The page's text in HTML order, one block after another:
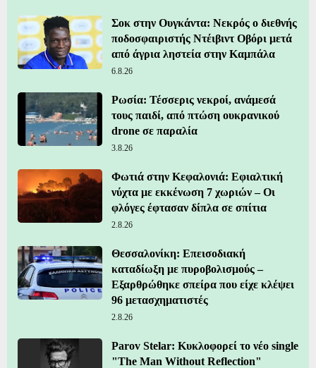
Σοκ στην Ουγκάντα: Νεκρός ο διεθνής
ποδοσφαιριστής Ντέιβιντ Οβόρι μετά
από άγρια ληστεία στην Καμπάλα
6.8.26
Ρωσία: Τέσσερις νεκροί, ανάμεσά
τους παιδί, από πτώση ουκρανικού
drone σε παραλία
3.8.26
Φωτιά στην Κεφαλονιά: Εφιαλτική
νύχτα με εκκένωση 7 χωριών – Οι
φλόγες έφτασαν δίπλα σε σπίτια
2.8.26
Θεσσαλονίκη: Επεισοδιακή
καταδίωξη με πυροβολισμούς –
Εξαρθρώθηκε σπείρα που είχε κλέψει
96 μετασχηματιστές
2.8.26
Parov Stelar: Κυκλοφορεί το νέο single
"The Man Without Reflection"